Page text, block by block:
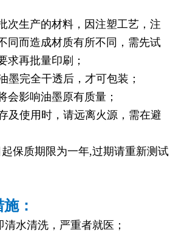
次生产的材料，因注塑工艺，注
同而造成材质有所不同，需先试
求再批量印刷；
墨完全干透后，才可包装；
会影响油墨原有质量；
及使用时，请远离火源，需在避
保质期限为一年,过期请重新测试
：
水清洗，严重者就医；